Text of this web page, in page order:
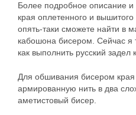
Более подробное описание
края оплетенного и
опять-таки сможете найти в
кабошона бисером. Сейчас я
как выполнить русский задел
Для обшивания бисером
армированную нить в два
аметистовый бисер.